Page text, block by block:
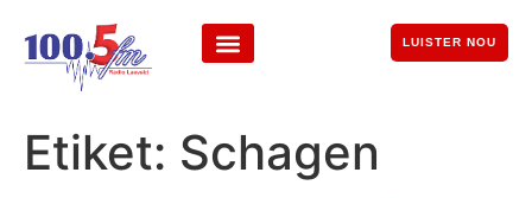
LUISTER NOU
Etiket: Schagen